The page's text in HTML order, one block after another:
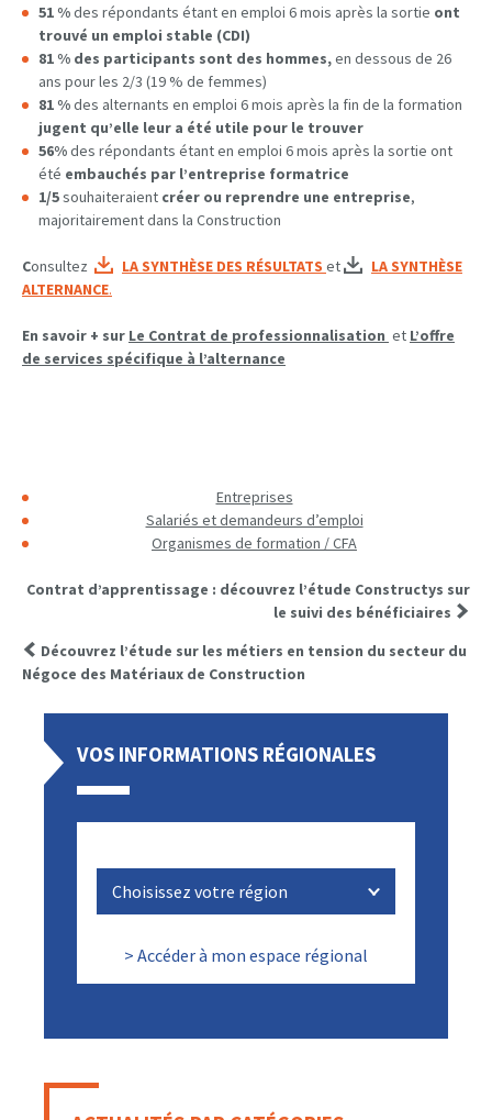
51 %des répondants étant en emploi 6 mois après la sortie ont
trouvé un emploi stable (CDI)
81 % des participants sont des hommes,en dessous de 26
ans pour les 2/3 (19 % de femmes)
81 %des alternants en emploi 6 mois après la fin de la formation
jugent qu’elle leur a été utile pour le trouver
56%des répondants étant en emploi 6 mois après la sortie ont
été embauchés par l’entreprise formatrice
1/5souhaiteraient créer ou reprendre une entreprise,
majoritairement dans la Construction
Consultez LA SYNTHÈSE DES RÉSULTATS et
LA SYNTHÈSE
ALTERNANCE.
En savoir + sur Le Contrat de professionnalisation et L’offre
de services spécifique à l’alternance
Entreprises
Salariés et demandeurs d’emploi
Organismes de formation / CFA
Contrat d’apprentissage : découvrez l’étude Constructys sur
le suivi des bénéficiaires
Découvrez l’étude sur les métiers en tension du secteur du
Négoce des Matériaux de Construction
VOS INFORMATIONS RÉGIONALES
> Accéder à mon espace régional